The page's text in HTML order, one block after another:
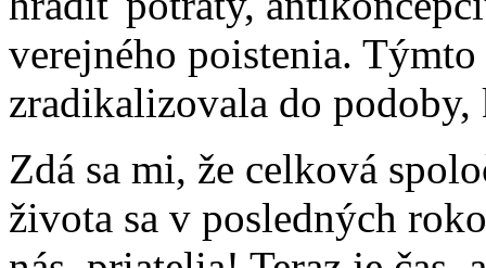
verejného poistenia.
zradikalizovala do
Zdá sa mi, že celková
života sa v posledných